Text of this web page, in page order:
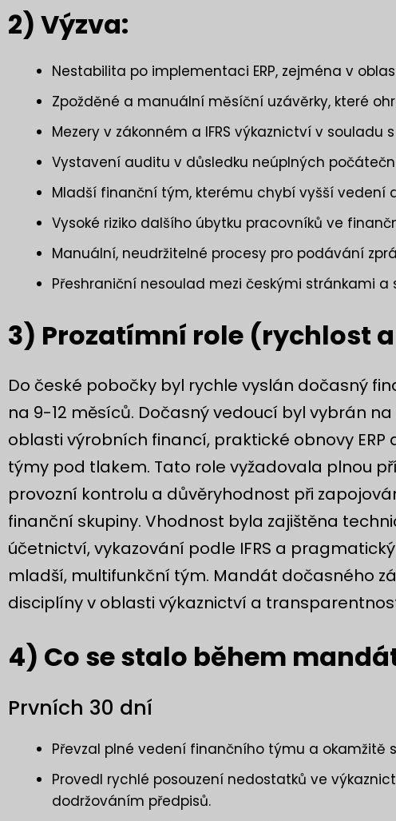
2) Výzva:
Nestabilita po implementaci ERP, zejména v
Zpožděné a manuální měsíční uzávěrky, které
Mezery v zákonném a IFRS výkaznictví v
Vystavení auditu v důsledku neúplných
Mladší finanční tým, kterému chybí vyšší vedení
Vysoké riziko dalšího úbytku pracovníků ve
Manuální, neudržitelné procesy pro podávání
Přeshraniční nesoulad mezi českými stránkami
3) Prozatímní role (rychlost
Do české pobočky byl rychle vyslán dočasný
na 9-12 měsíců. Dočasný vedoucí byl vybrán
oblasti výrobních financí, praktické obnovy
týmy pod tlakem. Tato role vyžadovala plnou
provozní kontrolu a důvěryhodnost při
finanční skupiny. Vhodnost byla zajištěna
účetnictví, vykazování podle IFRS a
mladší, multifunkční tým. Mandát dočasného
disciplíny v oblasti výkaznictví a
4) Co se stalo během
Prvních 30 dní
Převzal plné vedení finančního týmu a okamžitě
Provedl rychlé posouzení nedostatků ve
dodržováním předpisů.